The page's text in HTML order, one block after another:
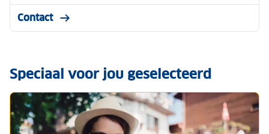
Contact
Speciaal voor jou geselecteerd